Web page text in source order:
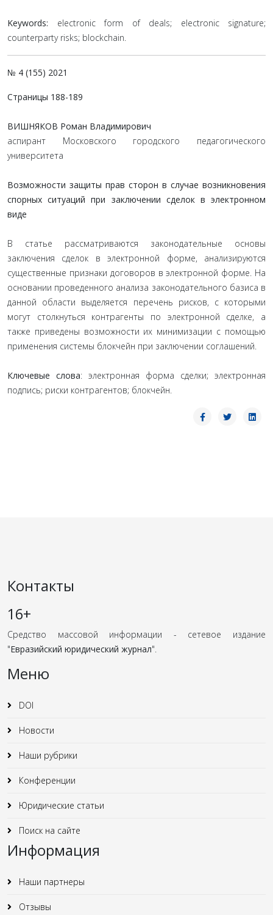
Keywords: electronic form of deals; electronic signature;
counterparty risks; blockchain.
№ 4 (155) 2021
Страницы 188-189
ВИШНЯКОВ Роман Владимирович
аспирант Московского городского педагогического
университета
Возможности защиты прав сторон в случае возникновения
спорных ситуаций при заключении сделок в электронном
виде
В статье рассматриваются законодательные основы
заключения сделок в электронной форме, анализируются
существенные признаки договоров в электронной форме. На
основании проведенного анализа законодательного базиса в
данной области выделяется перечень рисков, с которыми
могут столкнуться контрагенты по электронной сделке, а
также приведены возможности их минимизации с помощью
применения системы блокчейн при заключении соглашений.
Ключевые слова: электронная форма сделки; электронная
подпись; риски контрагентов; блокчейн.
Контакты
16+
Средство массовой информации - сетевое издание
"Евразийский юридический журнал".
Меню
DOI
Новости
Наши рубрики
Конференции
Юридические статьи
Поиск на сайте
Информация
Наши партнеры
Отзывы